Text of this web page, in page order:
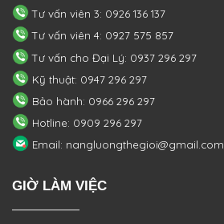
Tư vấn viên 3: 0926 136 137
Tư vấn viên 4: 0927 575 857
Tư vấn cho Đại Lý: 0937 296 297
Kỹ thuật: 0947 296 297
Bảo hành: 0966 296 297
Hotline: 0909 296 297
Email: nangluongthegioi@gmail.com
GIỜ LÀM VIỆC